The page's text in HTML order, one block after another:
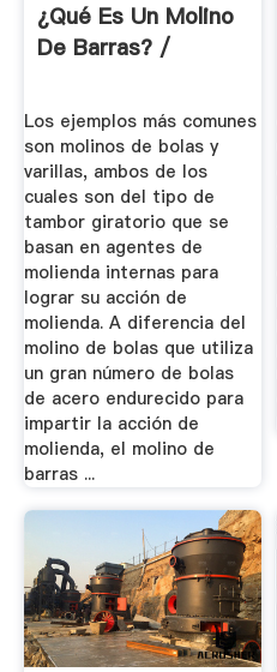
¿Qué Es Un Molino
De Barras? /
Los ejemplos más comunes
son molinos de bolas y
varillas, ambos de los
cuales son del tipo de
tambor giratorio que se
basan en agentes de
molienda internas para
lograr su acción de
molienda. A diferencia del
molino de bolas que utiliza
un gran número de bolas
de acero endurecido para
impartir la acción de
molienda, el molino de
barras ...